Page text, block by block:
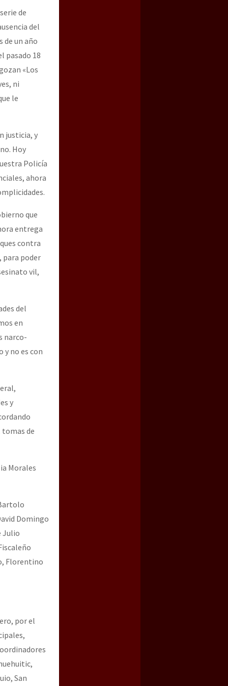
de
del
de un año
pasado 18
«Los
ni
le
justicia, y
Hoy
Policía
ahora
que
entrega
contra
para poder
vil,
del
en
narco-
y no es con
y
de
Morales
Domingo
Julio
Florentino
por el
San